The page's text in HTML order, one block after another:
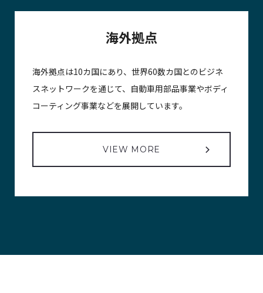
海外拠点
海外拠点は10カ国にあり、世界60数カ国とのビジネ
スネットワークを通じて、自動車用部品事業やボディ
コーティング事業などを展開しています。
VIEW MORE